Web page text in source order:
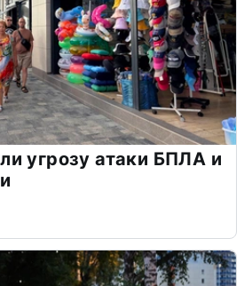
угрозу атаки БПЛА и